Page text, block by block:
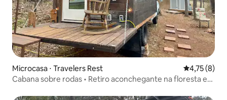
Microcasa ⋅ Travelers Rest 4,75 de
4,75 (8)
Cabana sobre rodas • Retiro aconchegante na floresta e